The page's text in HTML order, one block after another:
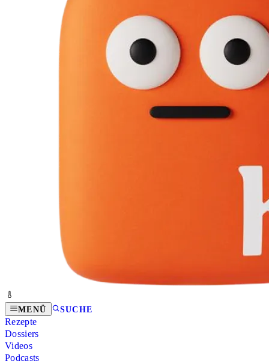
MENÜ SUCHE
Rezepte
Dossiers
Videos
Podcasts